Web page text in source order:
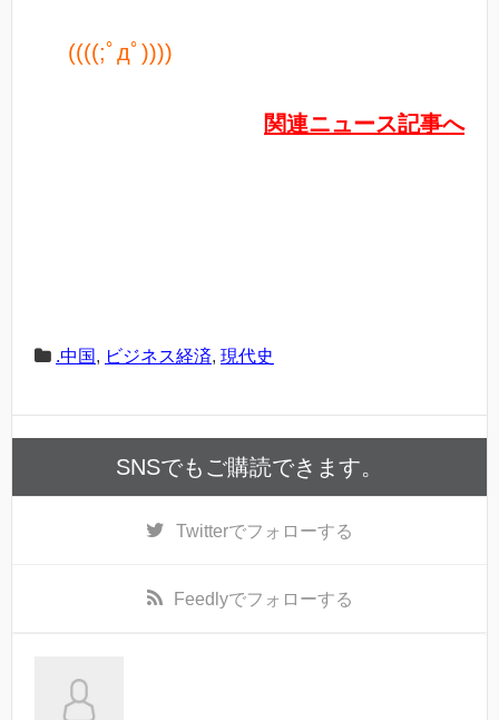
((((;ﾟдﾟ))))
関連ニュース記事へ
.中国, ビジネス経済, 現代史
SNSでもご購読できます。
Twitterでフォローする
Feedlyでフォローする